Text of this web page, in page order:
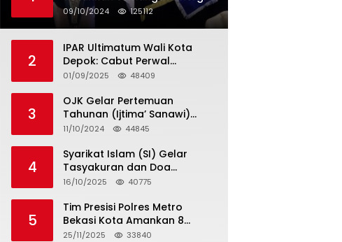
dan Kolaborasi dalam
Rakernas Serikat Pekerja Jasa
09/10/2024 125112
2
IPAR Ultimatum Wali Kota
Depok: Cabut Perwal
Tunjangan DPRD Rp40 Juta
Aksi Rakyat
01/09/2025 48409
3
OJK Gelar Pertemuan
Tahunan (Ijtima’ Sanawi)
Dewan Pengawas Syariah
11/10/2024 44845
4
Syarikat Islam (SI) Gelar
Tasyakuran dan Doa
Bersama Organisasi
16/10/2025 40775
5
Tim Presisi Polres Metro
Bekasi Kota Amankan 8
Remaja Diduga Hendak
25/11/2025 33840